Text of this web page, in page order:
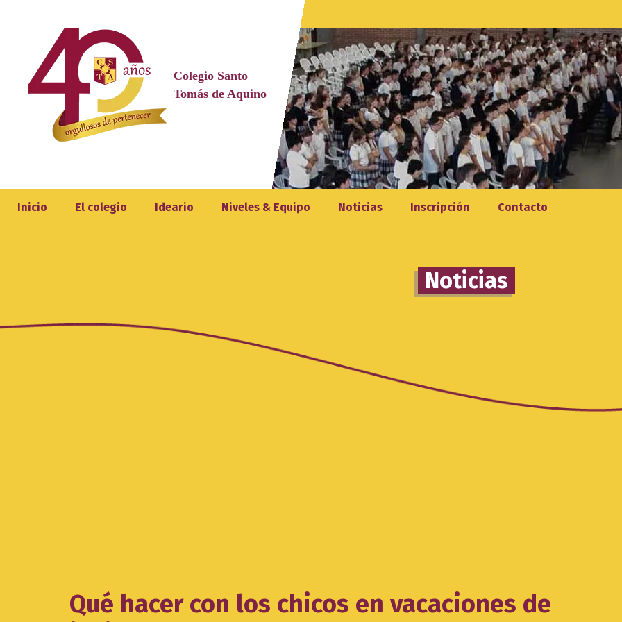
Colegio Santo
Tomás de Aquino
Inicio El colegio Ideario Niveles & Equipo Noticias Inscripción Contacto
Noticias
Qué hacer con los chicos en vacaciones de